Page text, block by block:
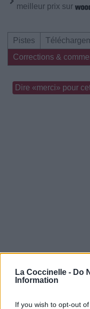
La Coccinelle - Do
Information
If you wish to opt-out
meilleur prix sur
Pistes
Corrections &
Dire «merci» pour